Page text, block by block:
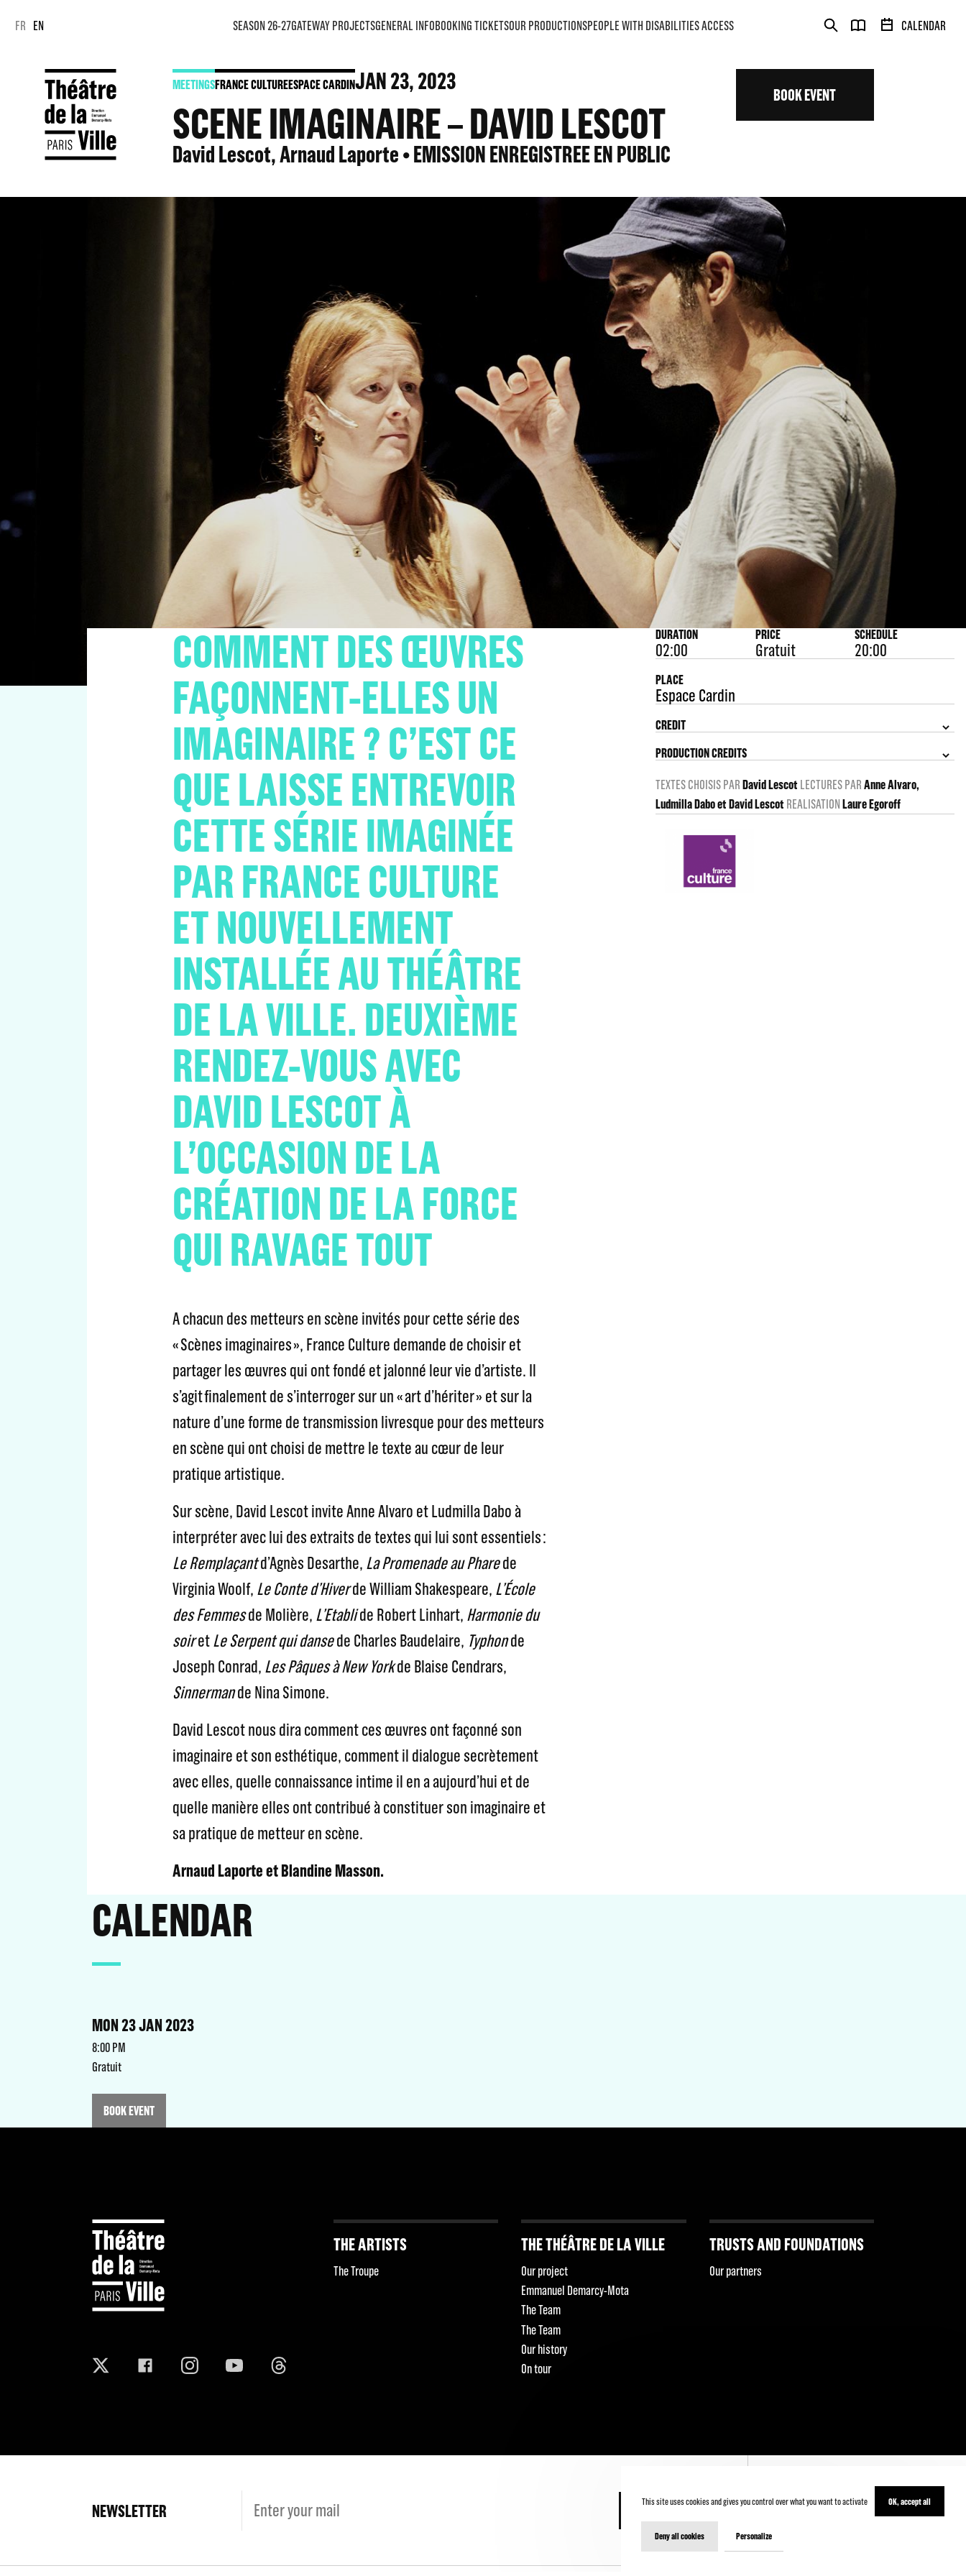
FR EN CALENDAR
SEASON 26-27GATEWAY PROJECTSGENERAL INFOBOOKING TICKETSOUR PRODUCTIONSPEOPLE WITH DISABILITIES ACCESS
MEETINGSFRANCE CULTUREESPACE CARDINJAN23, 2023
SCENE IMAGINAIRE – DAVID LESCOT
David Lescot, Arnaud Laporte • EMISSION ENREGISTREE EN PUBLIC
BOOK EVENT
COMMENT DES ŒUVRES
FAÇONNENT-ELLES UN
IMAGINAIRE ? C’EST CE
QUE LAISSE ENTREVOIR
CETTE SÉRIE IMAGINÉE
PAR FRANCE CULTURE
ET NOUVELLEMENT
INSTALLÉE AU THÉÂTRE
DE LA VILLE. DEUXIÈME
RENDEZ-VOUS AVEC
DAVID LESCOT À
L’OCCASION DE LA
CRÉATION DE LA FORCE
QUI RAVAGE TOUT
A chacun des metteurs en scène invités pour cette série des
« Scènes imaginaires », France Culture demande de choisir et
partager les œuvres qui ont fondé et jalonné leur vie d’artiste. Il
s’agit finalement de s’interroger sur un « art d’hériter » et sur la
nature d’une forme de transmission livresque pour des metteurs
en scène qui ont choisi de mettre le texte au cœur de leur
pratique artistique.
Sur scène, David Lescot invite Anne Alvaro et Ludmilla Dabo à
interpréter avec lui des extraits de textes qui lui sont essentiels :
Le Remplaçantd’Agnès Desarthe, La Promenade au Pharede
Virginia Woolf, Le Conte d’Hiverde William Shakespeare, L’École
des Femmesde Molière, L’Etablide Robert Linhart, Harmonie du
soiretLe Serpent qui dansede Charles Baudelaire, Typhonde
Joseph Conrad, Les Pâques à New Yorkde Blaise Cendrars,
Sinnermande Nina Simone.
David Lescot nous dira comment ces œuvres ont façonné son
imaginaire et son esthétique, comment il dialogue secrètement
avec elles, quelle connaissance intime il en a aujourd’hui et de
quelle manière elles ont contribué à constituer son imaginaire et
sa pratique de metteur en scène.
Arnaud Laporte et Blandine Masson.
DURATION
02:00
PRICE
Gratuit
SCHEDULE
20:00
PLACE
Espace Cardin
CREDIT
PRODUCTION CREDITS
TEXTES CHOISIS PARDavid LescotLECTURES PARAnne Alvaro,
Ludmilla Dabo et David LescotREALISATIONLaure Egoroff
CALENDAR
MON 23 JAN 2023
8:00 PM
Gratuit
BOOK EVENT
THE ARTISTS
The Troupe
THE THÉÂTRE DE LA VILLE
Our project
Emmanuel Demarcy-Mota
The Team
The Team
Our history
On tour
TRUSTS AND FOUNDATIONS
Our partners
NEWSLETTER S' INSCRIRE
This site uses cookies and gives you control over what you want to activate OK, accept all
Deny all cookies Personalize